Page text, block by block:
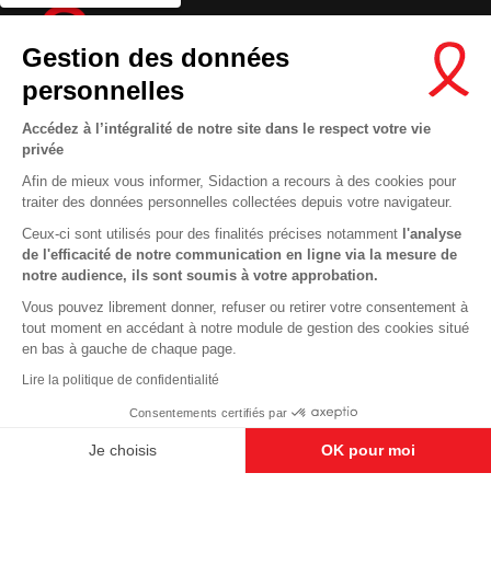
Gestion des données
personnelles
Accédez à l’intégralité de notre site dans le respect votre vie
privée
Afin de mieux vous informer, Sidaction a recours à des cookies pour
traiter des données personnelles collectées depuis votre navigateur.
Ceux-ci sont utilisés pour des finalités précises notamment l'analyse
de l'efficacité de notre communication en ligne via la mesure de
notre audience, ils sont soumis à votre approbation.
Vous pouvez librement donner, refuser ou retirer votre consentement à
tout moment en accédant à notre module de gestion des cookies situé
en bas à gauche de chaque page.
Lire la politique de confidentialité
Consentements certifiés par
Je choisis OK pour moi
Newsletter
Nous suivre sur les réseaux :
MENTIONS LÉGALES
This site uses cookies and gives you control over what you want to
En savoir plus